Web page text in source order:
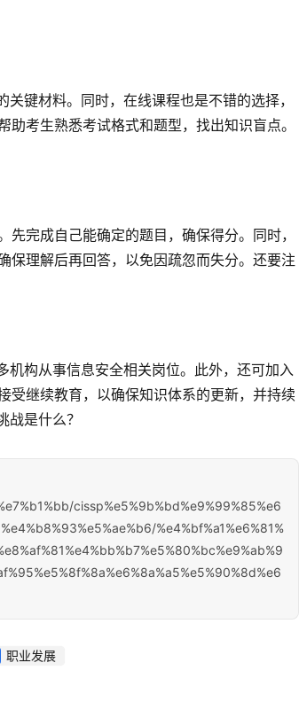
键材料。同时，在线课程也是不错的选择，
考生熟悉考试格式和题型，找出知识盲点。
完成自己能确定的题目，确保得分。同时，
保理解后再回答，以免因疏忽而失分。还要注
机构从事信息安全相关岗位。此外，还可加入
受继续教育，以确保知识体系的更新，并持续
是什么？
cissp%e5%9b%bd%e9%99%85%e6
%e4%bf%a1%e6%81%
职业发展